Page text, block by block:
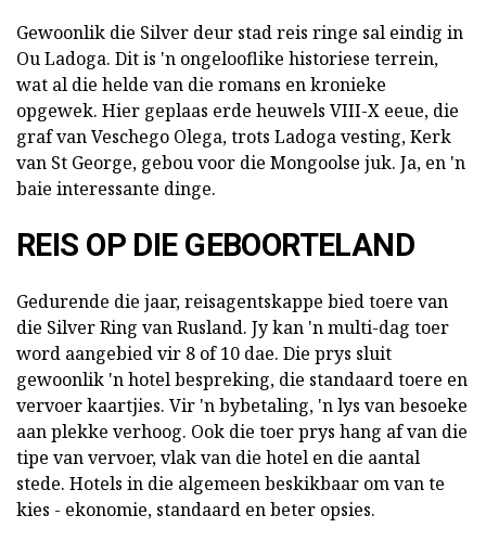
Gewoonlik die Silver deur stad reis ringe sal eindig in
Ou Ladoga. Dit is 'n ongelooflike historiese terrein,
wat al die helde van die romans en kronieke
opgewek. Hier geplaas erde heuwels VIII-X eeue, die
graf van Veschego Olega, trots Ladoga vesting, Kerk
van St George, gebou voor die Mongoolse juk. Ja, en 'n
baie interessante dinge.
REIS OP DIE GEBOORTELAND
Gedurende die jaar, reisagentskappe bied toere van
die Silver Ring van Rusland. Jy kan 'n multi-dag toer
word aangebied vir 8 of 10 dae. Die prys sluit
gewoonlik 'n hotel bespreking, die standaard toere en
vervoer kaartjies. Vir 'n bybetaling, 'n lys van besoeke
aan plekke verhoog. Ook die toer prys hang af van die
tipe van vervoer, vlak van die hotel en die aantal
stede. Hotels in die algemeen beskikbaar om van te
kies - ekonomie, standaard en beter opsies.